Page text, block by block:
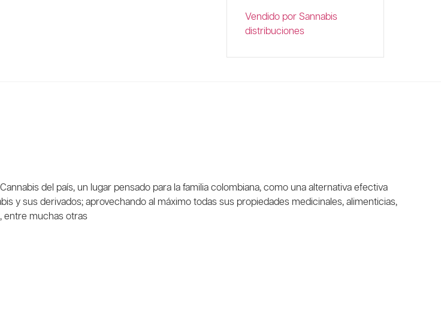
Vendido por Sannabis
distribuciones
del país, un lugar pensado para la familia colombiana, como una alternativa efectiva
y sus derivados; aprovechando al máximo todas sus propiedades medicinales, alimenticias,
entre muchas otras